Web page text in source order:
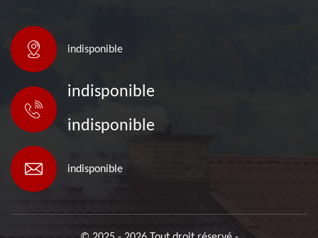
indisponible
indisponible
indisponible
indisponible